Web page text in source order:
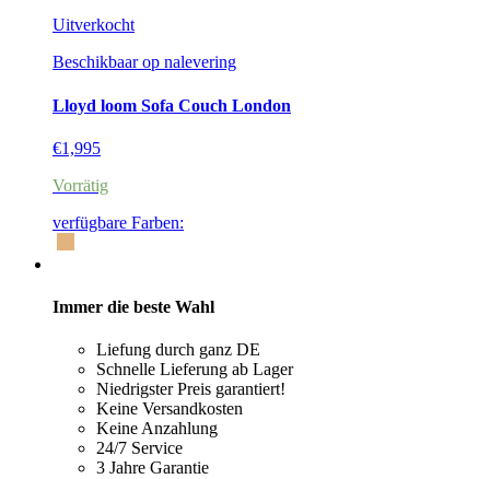
Uitverkocht
Beschikbaar op nalevering
Lloyd loom Sofa Couch London
€1,995
Vorrätig
verfügbare Farben:
Immer die beste Wahl
Liefung durch ganz DE
Schnelle Lieferung ab Lager
Niedrigster Preis garantiert!
Keine Versandkosten
Keine Anzahlung
24/7 Service
3 Jahre Garantie